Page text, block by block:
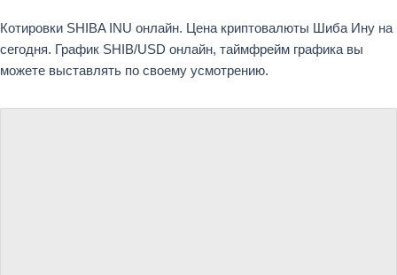
Котировки SHIBA INU онлайн. Цена криптовалюты Шиба Ину на
сегодня. График SHIB/USD онлайн, таймфрейм графика вы
можете выставлять по своему усмотрению.